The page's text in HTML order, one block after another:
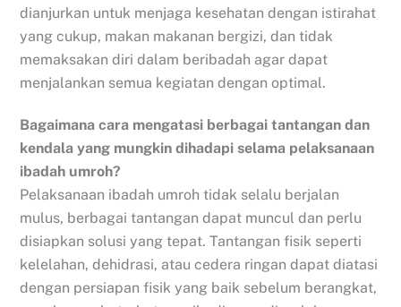
dianjurkan untuk menjaga kesehatan dengan istirahat
yang cukup, makan makanan bergizi, dan tidak
memaksakan diri dalam beribadah agar dapat
menjalankan semua kegiatan dengan optimal.
Bagaimana cara mengatasi berbagai tantangan dan
kendala yang mungkin dihadapi selama pelaksanaan
ibadah umroh?
Pelaksanaan ibadah umroh tidak selalu berjalan
mulus, berbagai tantangan dapat muncul dan perlu
disiapkan solusi yang tepat. Tantangan fisik seperti
kelelahan, dehidrasi, atau cedera ringan dapat diatasi
dengan persiapan fisik yang baik sebelum berangkat,